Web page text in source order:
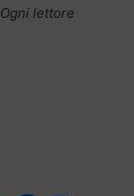
Ogni lettore